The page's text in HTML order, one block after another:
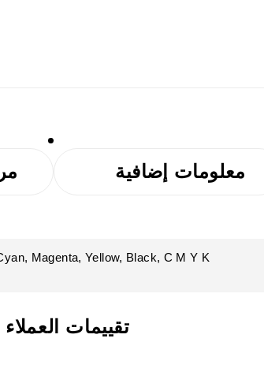
معلومات إضافية
Magenta, Yellow, Black, C M Y K
تقييمات العملاء